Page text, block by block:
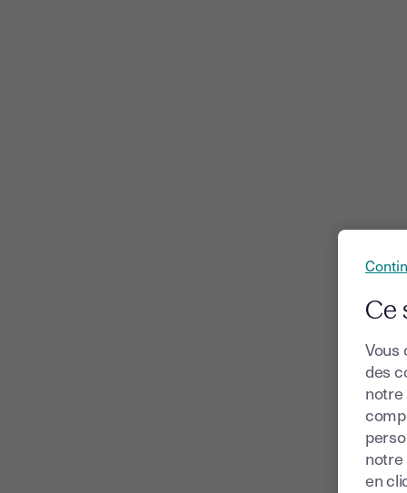
Ce
Vous
des
notre
notre
en